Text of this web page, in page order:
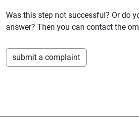
Was this step not successful? Or do
answer? Then you can contact the
submit a complaint